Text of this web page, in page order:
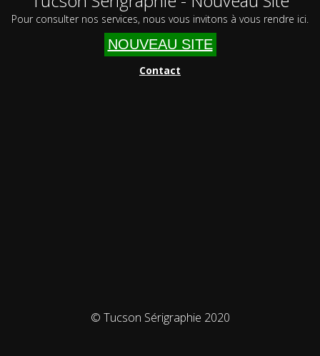
Pour consulter nos services, nous vous invitons à vous rendre ici.
NOUVEAU SITE
Contact
© Tucson Sérigraphie 2020